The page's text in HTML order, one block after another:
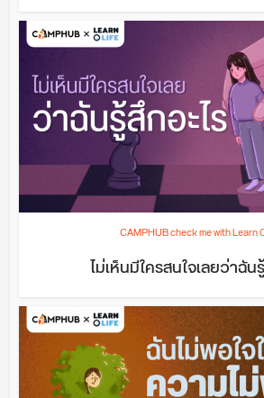
CAMPHUB check me with Learn
ไม่เห็นมีใครสนใจเลยว่าฉัน